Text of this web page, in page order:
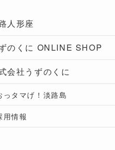
人形座
のくに ONLINE SHOP
会社うずのくに
っタマげ！淡路島
用情報